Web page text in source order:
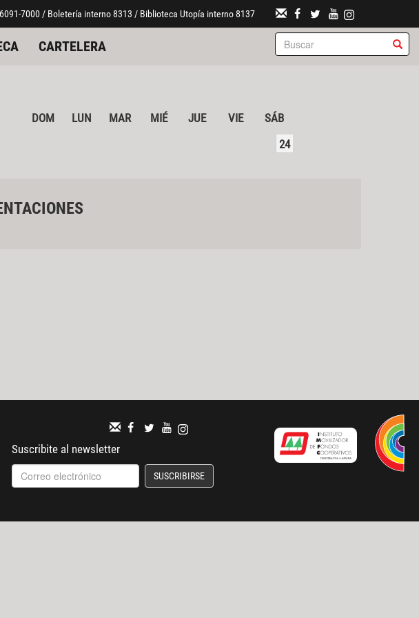
7000 / Boletería interno 8313 / Biblioteca Utopía interno 8137
CARTELERA
DOM LUN MAR MIÉ JUE VIE
SÁB
24
Suscribite al newsletter
SUSCRIBIRSE